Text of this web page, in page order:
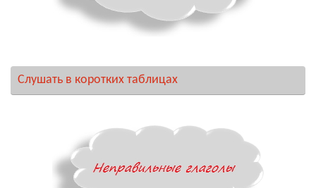
Слушать в коротких таблицах